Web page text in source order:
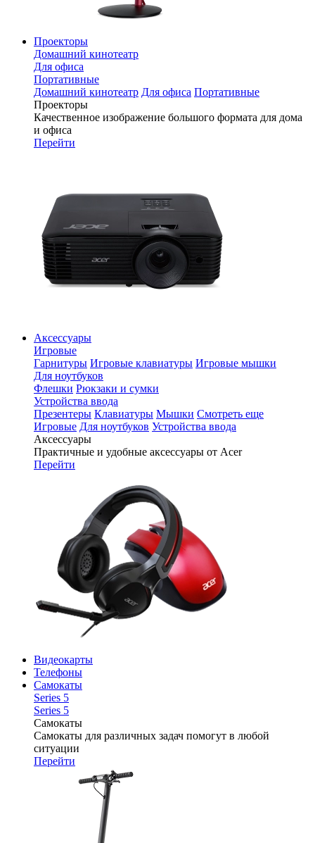
Проекторы
Домашний кинотеатр
Для офиса
Портативные
Домашний кинотеатр Для офиса Портативные
Проекторы
Качественное изображение большого формата для дома
и офиса
Перейти
Аксессуары
Игровые
Гарнитуры Игровые клавиатуры Игровые мышки
Для ноутбуков
Флешки Рюкзаки и сумки
Устройства ввода
Презентеры Клавиатуры Мышки Смотреть еще
Игровые Для ноутбуков Устройства ввода
Аксессуары
Практичные и удобные аксессуары от Acer
Перейти
Видеокарты
Телефоны
Самокаты
Series 5
Series 5
Самокаты
Самокаты для различных задач помогут в любой
ситуации
Перейти